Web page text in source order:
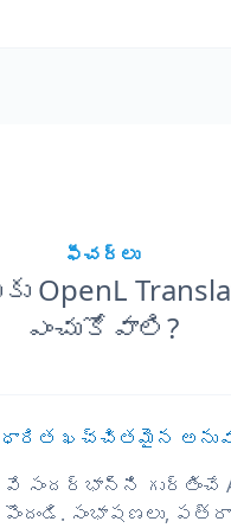
ఫీచర్లు
OpenL
ఎంచుకోవాలి?
ఖచ్చితమైన
సందర్భాన్ని గుర్తించే
సంభాషణలు,